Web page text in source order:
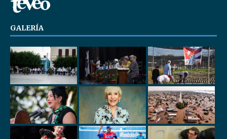
GALERÍA